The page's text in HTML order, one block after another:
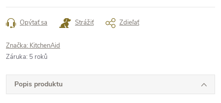
Opýtať sa Strážiť Zdieľať
Značka: KitchenAid
Záruka: 5 roků
Popis produktu